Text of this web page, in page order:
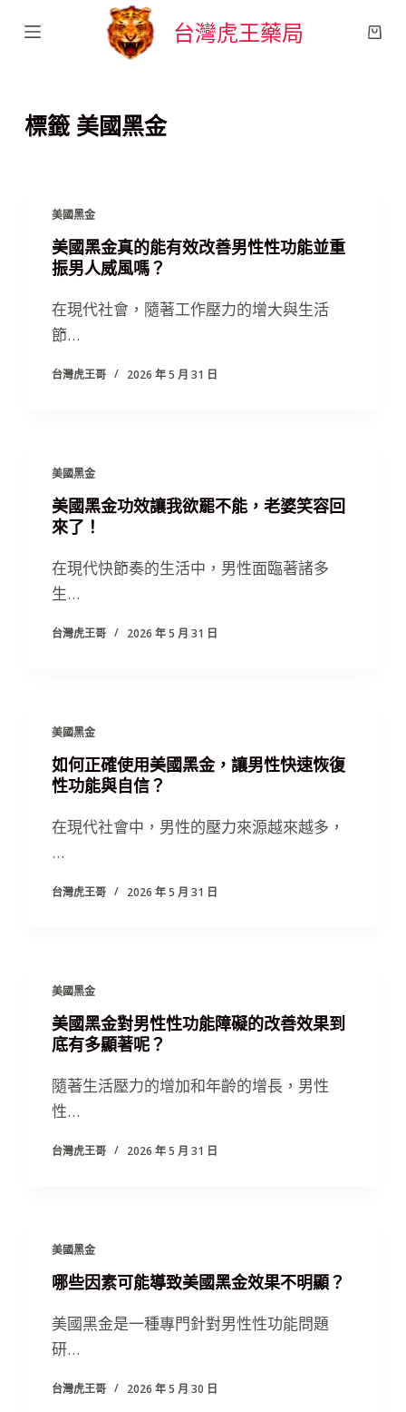
跳
內
台灣虎王藥局
標籤美國黑金
美國黑金
美國黑金真的能有效改善男性性功能並重
振男人威風嗎？
在現代社會，隨著工作壓力的增大與生活
節…
台灣虎王哥 2026 年 5 月 31 日
美國黑金
美國黑金功效讓我欲罷不能，老婆笑容回
來了！
在現代快節奏的生活中，男性面臨著諸多
生…
台灣虎王哥 2026 年 5 月 31 日
美國黑金
如何正確使用美國黑金，讓男性快速恢復
性功能與自信？
在現代社會中，男性的壓力來源越來越多，
…
台灣虎王哥 2026 年 5 月 31 日
美國黑金
美國黑金對男性性功能障礙的改善效果到
底有多顯著呢？
隨著生活壓力的增加和年齡的增長，男性
性…
台灣虎王哥 2026 年 5 月 31 日
美國黑金
哪些因素可能導致美國黑金效果不明顯？
美國黑金是一種專門針對男性性功能問題
研…
台灣虎王哥 2026 年 5 月 30 日